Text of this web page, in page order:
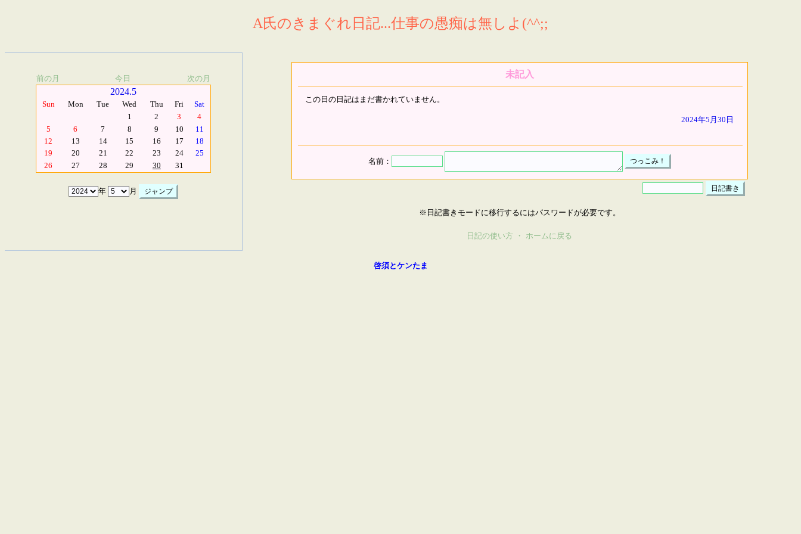
A氏のきまぐれ日記...仕事の愚痴は無しよ(^^;;
前の月 今日 次の月
2024.5
Sun Mon Tue Wed Thu Fri
Sat
1
2 3
4
5
6 7 8 9 10
11
12
13 14 15 16 17
18
19
20 21 22 23 24
25
26
27 28 29 30 31
年 月
未記入
この日の日記はまだ書かれていません。
2024年5月30日
名前：
※日記書きモードに移行するにはパスワードが必要です。
日記の使い方 ・ ホームに戻る
啓須とケンたま